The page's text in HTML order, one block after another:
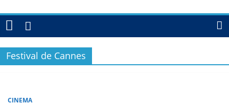
Festival de Cannes
CINEMA